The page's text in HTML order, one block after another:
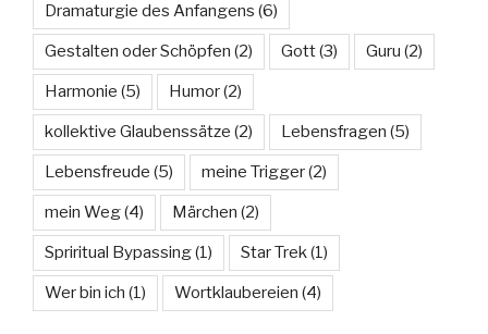
Dramaturgie des Anfangens (6)
Gestalten oder Schöpfen (2) Gott(3) Guru (2)
Harmonie (5) Humor(2)
kollektive Glaubenssätze (2) Lebensfragen (5)
Lebensfreude (5) meine Trigger(2)
mein Weg(4) Märchen (2)
Spriritual Bypassing(1) Star Trek(1)
Wer bin ich (1) Wortklaubereien (4)